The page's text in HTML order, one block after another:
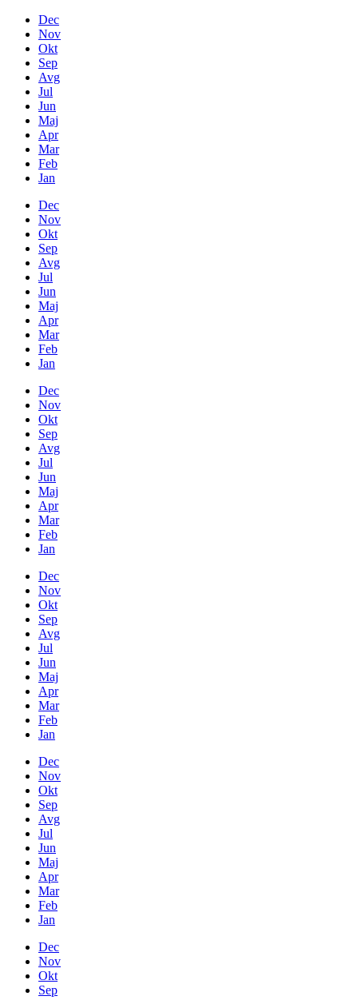
Dec
Nov
Okt
Sep
Avg
Jul
Jun
Maj
Apr
Mar
Feb
Jan
Dec
Nov
Okt
Sep
Avg
Jul
Jun
Maj
Apr
Mar
Feb
Jan
Dec
Nov
Okt
Sep
Avg
Jul
Jun
Maj
Apr
Mar
Feb
Jan
Dec
Nov
Okt
Sep
Avg
Jul
Jun
Maj
Apr
Mar
Feb
Jan
Dec
Nov
Okt
Sep
Avg
Jul
Jun
Maj
Apr
Mar
Feb
Jan
Dec
Nov
Okt
Sep